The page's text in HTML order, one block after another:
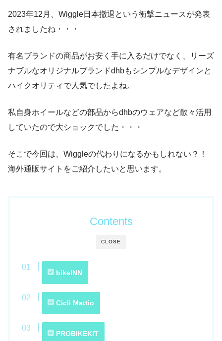
2023年12月、Wiggle日本撤退という衝撃ニュースが発表
されましたね・・・
有名ブランドの商品がお安く手に入るだけでなく、リーズ
ナブルなオリジナルブランドdhbもシンプルなデザインと
ハイクオリティで人気でしたよね。
私自身ホイールなどの部品からdhbのウェアなど散々活用
していたので大ショックでした・・・
そこで今回は、Wiggleの代わりになるかもしれない？！
海外通販サイトをご紹介したいと思います。
CLOSE
Contents
bikeINN
Cicli Mattio
PROBIKEKIT